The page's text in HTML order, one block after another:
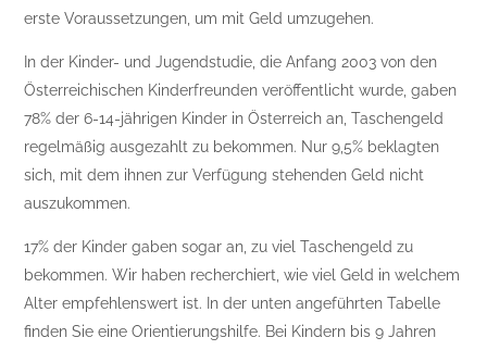
erste Voraussetzungen, um mit Geld umzugehen.
In der Kinder- und Jugendstudie, die Anfang 2003 von den
Österreichischen Kinderfreunden veröffentlicht wurde, gaben
78% der 6-14-jährigen Kinder in Österreich an, Taschengeld
regelmäßig ausgezahlt zu bekommen. Nur 9,5% beklagten
sich, mit dem ihnen zur Verfügung stehenden Geld nicht
auszukommen.
17% der Kinder gaben sogar an, zu viel Taschengeld zu
bekommen. Wir haben recherchiert, wie viel Geld in welchem
Alter empfehlenswert ist. In der unten angeführten Tabelle
finden Sie eine Orientierungshilfe. Bei Kindern bis 9 Jahren